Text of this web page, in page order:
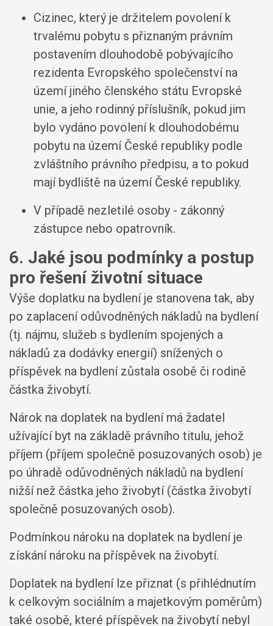
Cizinec, který je držitelem povolení k
trvalému pobytu s přiznaným právním
postavením dlouhodobě pobývajícího
rezidenta Evropského společenství na
území jiného členského státu Evropské
unie, a jeho rodinný příslušník, pokud jim
bylo vydáno povolení k dlouhodobému
pobytu na území České republiky podle
zvláštního právního předpisu, a to pokud
mají bydliště na území České republiky.
V případě nezletilé osoby - zákonný
zástupce nebo opatrovník.
6. Jaké jsou podmínky a postup
pro řešení životní situace
Výše doplatku na bydlení je stanovena tak, aby
po zaplacení odůvodněných nákladů na bydlení
(tj. nájmu, služeb s bydlením spojených a
nákladů za dodávky energií) snížených o
příspěvek na bydlení zůstala osobě či rodině
částka živobytí.
Nárok na doplatek na bydlení má žadatel
užívající byt na základě právního titulu, jehož
příjem (příjem společně posuzovaných osob) je
po úhradě odůvodněných nákladů na bydlení
nižší než částka jeho živobytí (částka živobytí
společně posuzovaných osob).
Podmínkou nároku na doplatek na bydlení je
získání nároku na příspěvek na živobytí.
Doplatek na bydlení lze přiznat (s přihlédnutím
k celkovým sociálním a majetkovým poměrům)
také osobě, které příspěvek na živobytí nebyl